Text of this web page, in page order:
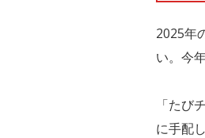
2025年
い。今
「たび
に手配